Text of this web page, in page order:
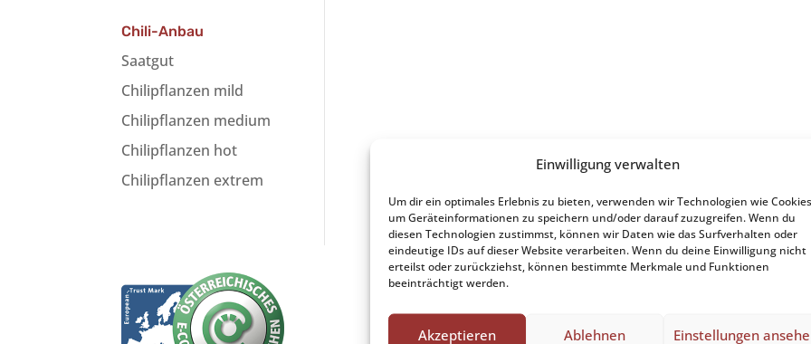
Einwilligung verwalten
Um dir ein optimales Erlebnis zu bieten, verwenden wir Technologien wie
um Geräteinformationen zu speichern und/oder darauf zuzugreifen. Wenn du
diesen Technologien zustimmst, können wir Daten wie das Surfverhalten oder
eindeutige IDs auf dieser Website verarbeiten. Wenn du deine Einwilligung nicht
erteilst oder zurückziehst, können bestimmte Merkmale und Funktionen
beeinträchtigt werden.
Akzeptieren Ablehnen Einstellungen
Chili-Anbau
Saatgut
Chilipflanzen mild
Chilipflanzen medium
Chilipflanzen hot
Chilipflanzen extrem